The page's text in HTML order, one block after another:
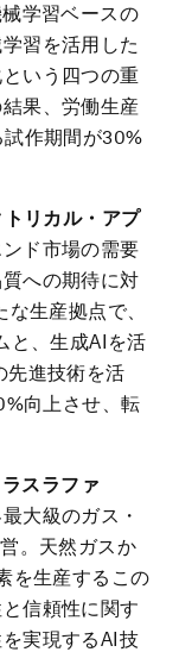
学習ベースの
習を活用した
いう四つの重
果、労働生産
作期間が30%
リカル・アプ
ド市場の需要
への期待に対
生産拠点で、
と、生成AIを活
先進技術を活
向上させ、転
ラスラファ
大級のガス・
。天然ガスか
を生産するこの
信頼性に関す
実現するAI技